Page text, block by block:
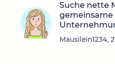
Suche nette
gemeinsame
Mausilein1234,